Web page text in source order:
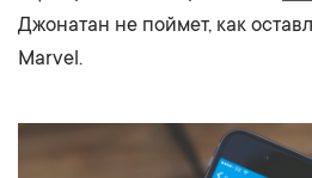
Джонатан не поймет, как
Marvel.